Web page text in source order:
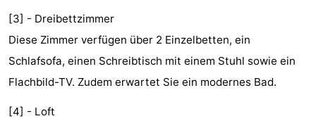
tun
Museen
-
Denkmäler
-
[3] - Dreibettzimmer
Diese Zimmer verfügen über 2 Einzelbetten, ein
Schlafsofa, einen Schreibtisch mit einem Stuhl sowie ein
Flachbild-TV. Zudem erwartet Sie ein modernes Bad.
[4] - Loft